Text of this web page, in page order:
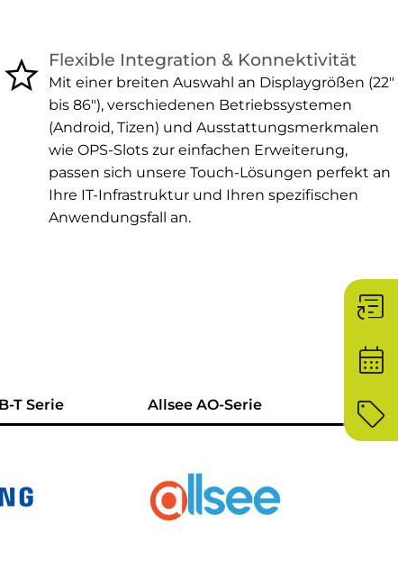
star Flexible Integration & Konnektivität
Mit einer breiten Auswahl an Displaygrößen (22″
bis 86″), verschiedenen Betriebssystemen
(Android, Tizen) und Ausstattungsmerkmalen
wie OPS-Slots zur einfachen Erweiterung,
passen sich unsere Touch-Lösungen perfekt an
Ihre IT-Infrastruktur und Ihren spezifischen
Anwendungsfall an.
T Serie Allsee AO-Serie
article_shortcut
calendar_month
sell